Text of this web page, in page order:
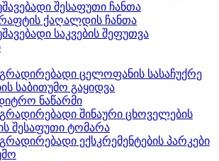
შესაფუთი ჩანთა
ქაღალდის ჩანთა
საკვების შეფუთვა
ცელოფანის სასაჩუქრე
საბითუმო გაყიდვა
ნაწარმი
შინაური ცხოველების
შესაფუთი ტომარა
ექსკრემენტების პარკები